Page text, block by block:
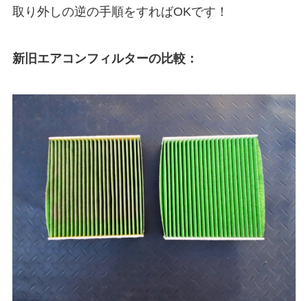
取り外しの逆の手順をすればOKです！
新旧エアコンフィルターの比較：